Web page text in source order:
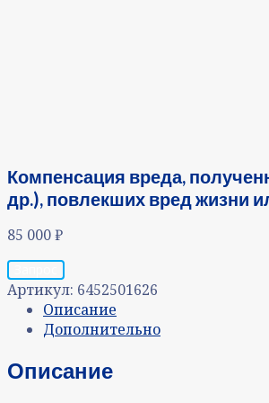
Компенсация вреда,
др.), повлекших вред жизни
85 000₽
Артикул: 6452501626
Описание
Дополнительно
Описание